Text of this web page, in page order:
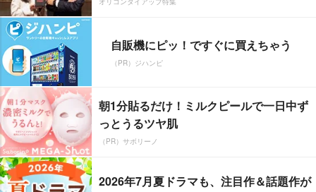
自販機にピッ！ですぐに買えちゃう
（PR）ジハンピ
朝1分貼るだけ！ミルクピールで一日中ず
っとうるツヤ肌
（PR）サボリーノ
2026年7月夏ドラマも、注目作＆話題作が